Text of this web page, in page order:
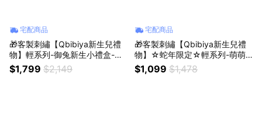
宅配商品
🎁客製刺繡【Qbibiya新生兒禮
物】輕系列-御兔新生小禮盒-來
瑞特兔安撫娃娃&吸水啃咬圍兜
(馬年/新生禮/新生賀禮/嬰兒禮/
$1,799 $2,149
宅配商品
🎁客製刺繡【Qbibiya新生兒禮
物】☆蛇年限定☆輕系列-萌萌
小禮盒-蛇奇寶貝奶瓶+音樂拉鈴
+肚圍(蛇年/新生禮/新生賀禮/嬰
$1,099 $1,478